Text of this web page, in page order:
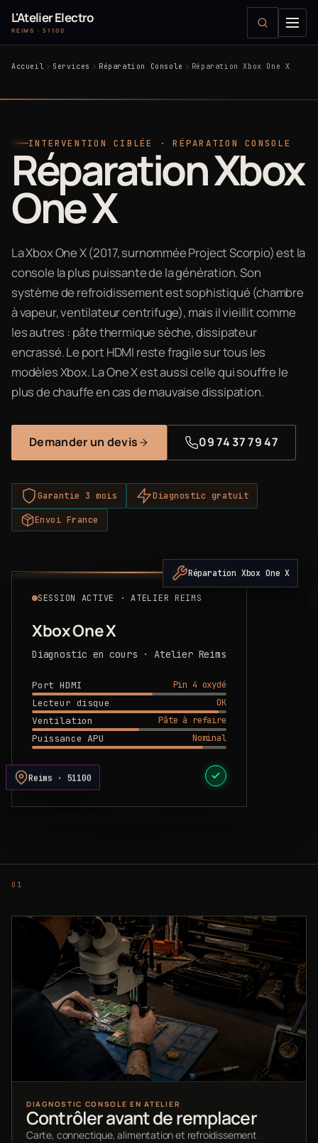
L'Atelier Electro
REIMS · 51100
Accueil Services Réparation Console Réparation Xbox One X
INTERVENTION CIBLÉE · RÉPARATION CONSOLE
Réparation Xbox
One X
La Xbox One X (2017, surnommée Project Scorpio) est la
console la plus puissante de la génération. Son
système de refroidissement est sophistiqué (chambre
à vapeur, ventilateur centrifuge), mais il vieillit comme
les autres : pâte thermique sèche, dissipateur
encrassé. Le port HDMI reste fragile sur tous les
modèles Xbox. La One X est aussi celle qui souffre le
plus de chauffe en cas de mauvaise dissipation.
Demander un devis 09 74 37 79 47
Garantie 3 mois Diagnostic gratuit
Envoi France
SESSION ACTIVE · ATELIER REIMS
Xbox One X
Diagnostic en cours · Atelier Reims
Port HDMI
Pin 4 oxydé
Lecteur disque
OK
Ventilation
Pâte à refaire
Puissance APU
Nominal
DEVIS PRÊT
Réparation Xbox One X
Reims · 51100
DIAGNOSTIC CONSOLE EN ATELIER
Contrôler avant de remplacer
Carte, connectique, alimentation et refroidissement